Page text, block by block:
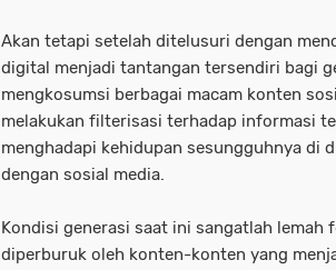
Akan tetapi setelah ditelusuri dengan
digital menjadi tantangan tersendiri bagi
mengkosumsi berbagai macam konten
melakukan filterisasi terhadap informasi
menghadapi kehidupan sesungguhnya di
dengan sosial media.
Kondisi generasi saat ini sangatlah lemah
diperburuk oleh konten-konten yang